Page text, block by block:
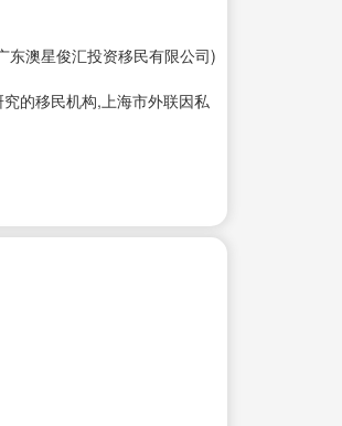
东澳星俊汇投资移民有限公司)
的移民机构,上海市外联因私